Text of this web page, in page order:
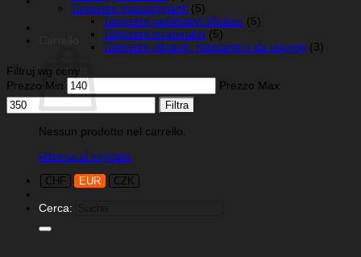
Nessun prodotto nel carrello.
Ritorna al negozio
CHF EUR CZK
Cerca:
Tappetini massaggianti (5)
Tappetini riabilitativi Shiatsu (5)
Tappetini terapeutici (5)
Tappetini vibranti, rilassanti e da viaggio (3)
Filtruj wg ceny
Prezzo Min
Prezzo Max
Filtra